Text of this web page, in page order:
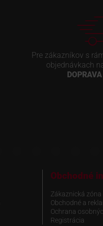
Pre zákazníkov s
objednávkach
Obchodné
Zákaznická zóna
Obchodné a
Ochrana
Registrácia